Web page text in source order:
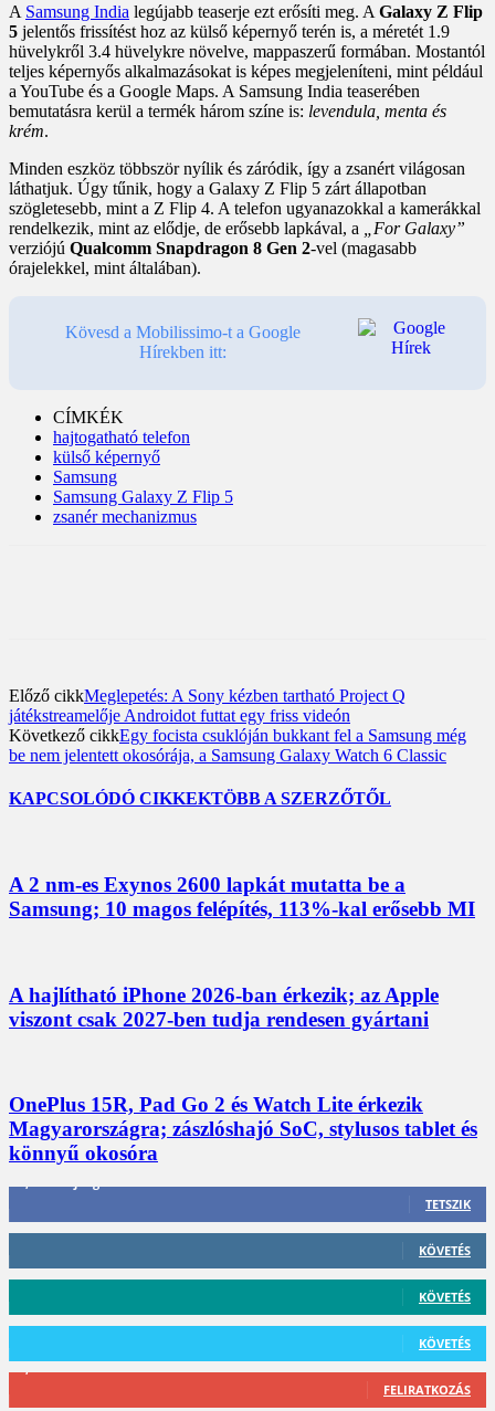
A Samsung India legújabb teaserje ezt erősíti meg. A Galaxy Z Flip
5 jelentős frissítést hoz az külső képernyő terén is, a méretét 1.9
hüvelykről 3.4 hüvelykre növelve, mappaszerű formában. Mostantól
teljes képernyős alkalmazásokat is képes megjeleníteni, mint például
a YouTube és a Google Maps. A Samsung India teaserében
bemutatásra kerül a termék három színe is: levendula, menta és
krém.
Minden eszköz többször nyílik és záródik, így a zsanért világosan
láthatjuk. Úgy tűnik, hogy a Galaxy Z Flip 5 zárt állapotban
szögletesebb, mint a Z Flip 4. A telefon ugyanazokkal a kamerákkal
rendelkezik, mint az elődje, de erősebb lapkával, a
„For Galaxy”
verziójú Qualcomm Snapdragon 8 Gen 2-vel (magasabb
órajelekkel, mint általában).
Kövesd a Mobilissimo-t a Google
Hírekben itt:
CÍMKÉK
hajtogatható telefon
külső képernyő
Samsung
Samsung Galaxy Z Flip 5
zsanér mechanizmus
Előző cikkMeglepetés: A Sony kézben tartható Project Q
játékstreamelője Androidot futtat egy friss videón
Következő cikkEgy focista csuklóján bukkant fel a Samsung még
be nem jelentett okosórája, a Samsung Galaxy Watch 6 Classic
KAPCSOLÓDÓ CIKKEKTÖBB A SZERZŐTŐL
A 2 nm-es Exynos 2600 lapkát mutatta be a
Samsung; 10 magos felépítés, 113%-kal erősebb MI
A hajlítható iPhone 2026-ban érkezik; az Apple
viszont csak 2027-ben tudja rendesen gyártani
OnePlus 15R, Pad Go 2 és Watch Lite érkezik
Magyarországra; zászlóshajó SoC, stylusos tablet és
könnyű okosóra
TETSZIK
412 Követő
KÖVETÉS
59 Követő
KÖVETÉS
101 Követő
KÖVETÉS
2,589 Feliratkozó
FELIRATKOZÁS